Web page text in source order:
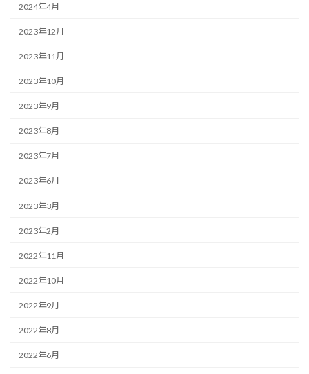
2024年4月
2023年12月
2023年11月
2023年10月
2023年9月
2023年8月
2023年7月
2023年6月
2023年3月
2023年2月
2022年11月
2022年10月
2022年9月
2022年8月
2022年6月